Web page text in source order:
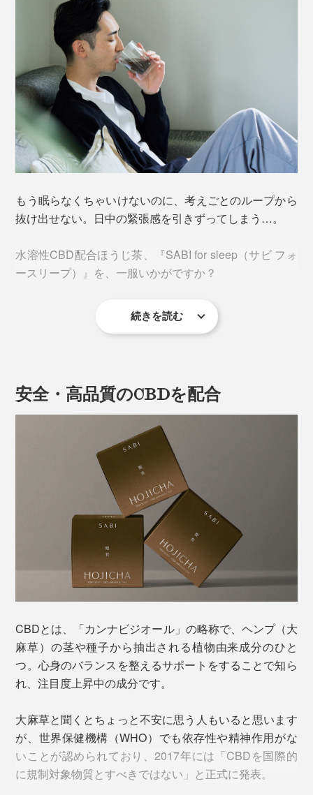
もう眠らなくちゃいけないのに、考えごとのループから
抜け出せない。日中の緊張感を引きずってしまう…。
水溶性CBD配合ほうじ茶、『SABI for sleep（サビ フォ
ースリープ）』を、一服いかがですか？
睡眠に悩む研究者が、国内唯一のCBD研究所で独自に考
ビノイドの分析研究を行う。
本来CBDは油溶性であることから、CBDオイルやCBD
ベイプ、グミやクッキーで摂るのが一般的。しかし、オ
し、甘いお菓子は就寝前に食べたくない。
そこで思いついたのが、お茶に配合すること。水中で分
散することを可能にしたCBDを、粉末の茶葉に独自配合
続きを読む
安全・高品質のCBDを配合
CBDとは、「カンナビジオール」の略称で、ヘンプ（大
麻草）の茎や種子から抽出される植物由来成分のひと
つ。心身のバランスを整えるサポートをすることで知ら
れ、注目度上昇中の成分です。
大麻草と聞くとちょっと不安に思う人もいると思います
が、世界保健機構（WHO）でも依存性や精神作用がな
いことが認められており、2017年には「CBDを国際的
に規制対象物質とすべきではない」と正式に発表。